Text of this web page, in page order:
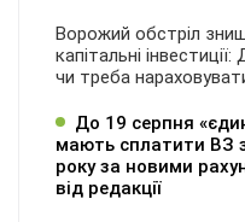
Ворожий обстріл
капітальні
чи треба
До 19 серпня
мають сплатити ВЗ
року за новими
від редакції